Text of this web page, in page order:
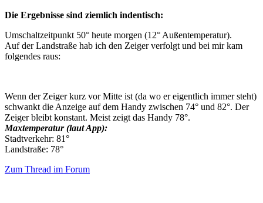
Die Ergebnisse sind ziemlich indentisch:
Umschaltzeitpunkt 50° heute morgen (12° Außentemperatur).
Auf der Landstraße hab ich den Zeiger verfolgt und bei mir kam
folgendes raus:
Wenn der Zeiger kurz vor Mitte ist (da wo er eigentlich immer steht)
schwankt die Anzeige auf dem Handy zwischen 74° und 82°. Der
Zeiger bleibt konstant. Meist zeigt das Handy 78°.
Maxtemperatur (laut App):
Stadtverkehr: 81°
Landstraße: 78°
Zum Thread im Forum